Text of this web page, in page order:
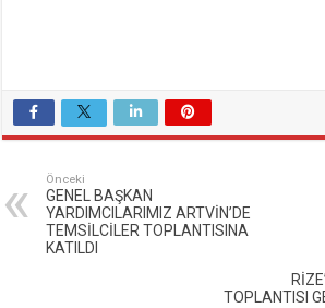
Önceki
GENEL BAŞKAN
YARDIMCILARIMIZ ARTVİN’DE
TEMSİLCİLER TOPLANTISINA
KATILDI
TOPLANTISI